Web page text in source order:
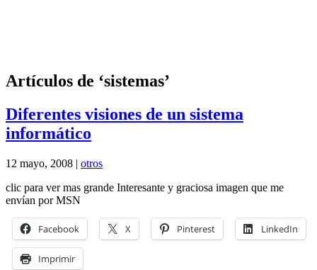
Artículos de ‘sistemas’
Diferentes visiones de un sistema
informático
12 mayo, 2008 | otros
clic para ver mas grande Interesante y graciosa imagen que me
envían por MSN
Facebook X Pinterest LinkedIn
Imprimir